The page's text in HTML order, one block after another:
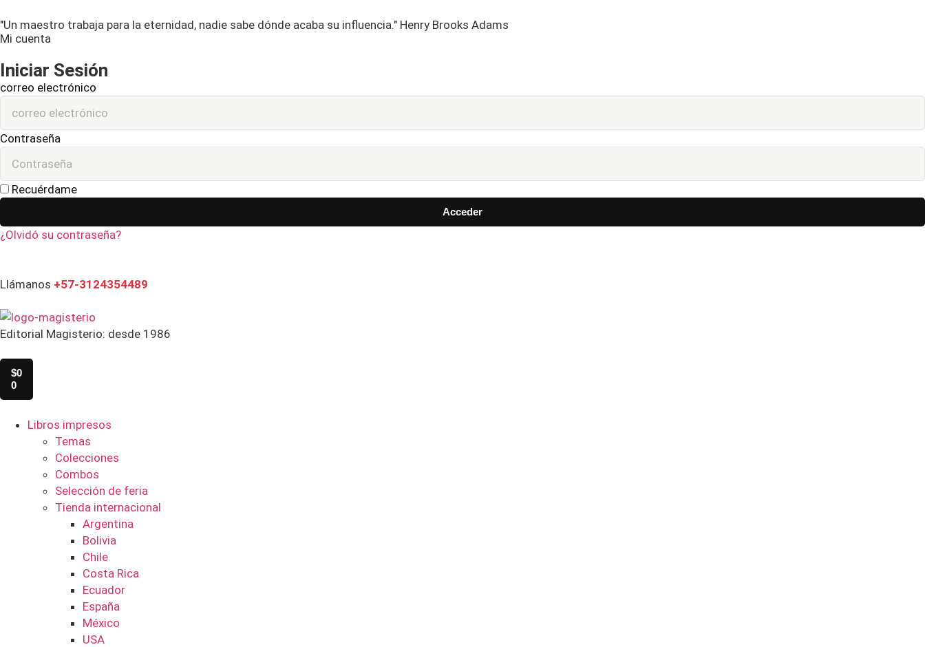
"Un maestro trabaja para la eternidad, nadie sabe dónde acaba su influencia." Henry Brooks Adams
Mi cuenta
Iniciar Sesión
correo electrónico
Contraseña
Recuérdame
Acceder
¿Olvidó su contraseña?
Llámanos +57-3124354489
Editorial Magisterio: desde 1986
$0
0
Libros impresos
Temas
Colecciones
Combos
Selección de feria
Tienda internacional
Argentina
Bolivia
Chile
Costa Rica
Ecuador
España
México
USA